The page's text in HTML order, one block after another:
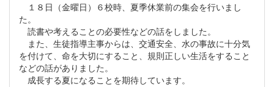
１８日（金曜日）６校時、夏季休業前の集会を行いまし
た。
読書や考えることの必要性などの話をしました。
また、生徒指導主事からは、交通安全、水の事故に十分気
を付けて、命を大切にすること、規則正しい生活をすること
などの話がありました。
成長する夏になることを期待しています。